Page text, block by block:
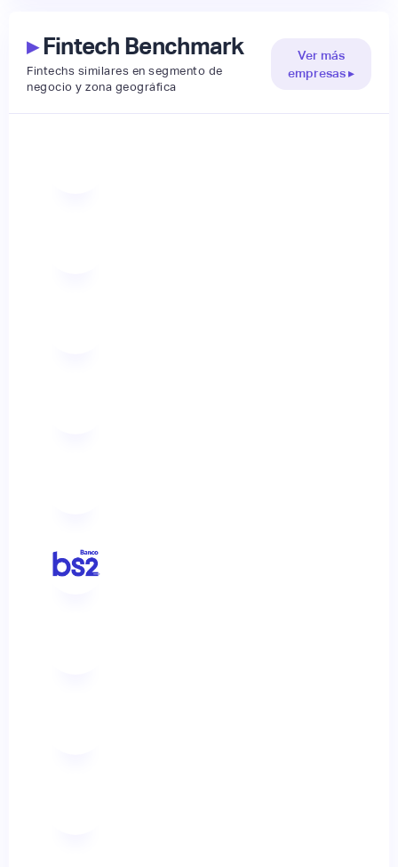
▸Fintech Benchmark
Fintechs similares en segmento de
negocio y zona geográfica
Ver más
empresas ▸